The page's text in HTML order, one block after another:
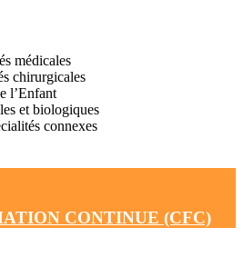
médicales
chirurgicales
l’Enfant
et biologiques
connexes
CONTINUE (CFC)